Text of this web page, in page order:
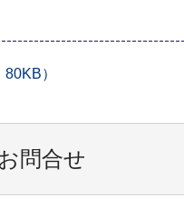
）
問合せ